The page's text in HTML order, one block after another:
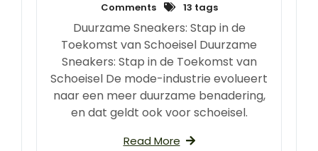
Comments
13 tags
Duurzame Sneakers: Stap in de
Toekomst van Schoeisel Duurzame
Sneakers: Stap in de Toekomst van
Schoeisel De mode-industrie evolueert
naar een meer duurzame benadering,
en dat geldt ook voor schoeisel.
Read More